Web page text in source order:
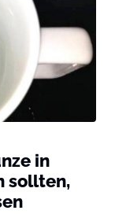
in
sollten,